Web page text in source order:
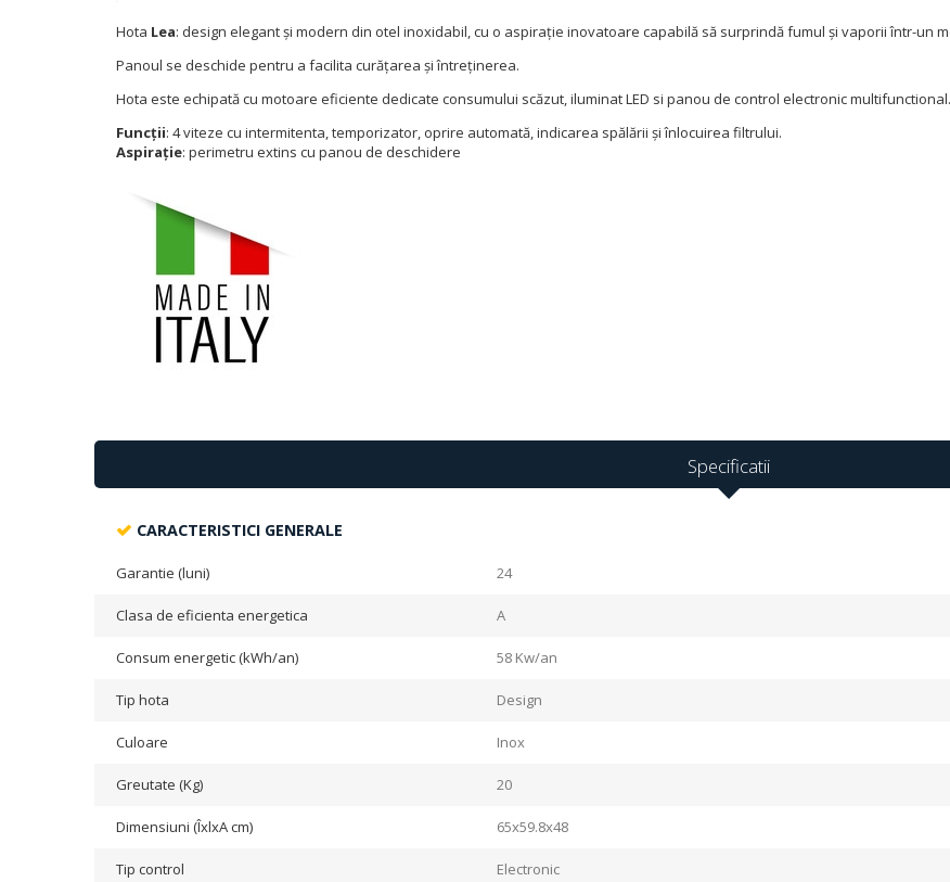
Hota Lea: design elegant și modern din otel inoxidabil, cu o aspirație inovatoare capabilă să surprindă fumul și vaporii într-un
Panoul se deschide pentru a facilita curățarea și întreținerea.
Hota este echipată cu motoare eficiente dedicate consumului scăzut, iluminat LED si panou de control electronic
Funcții: 4 viteze cu intermitenta, temporizator, oprire automată, indicarea spălării și înlocuirea filtrului.
Aspirație: perimetru extins cu panou de deschidere
Specificatii
CARACTERISTICI GENERALE
Garantie (luni) 24
Clasa de eficienta energetica A
Consum energetic (kWh/an) 58 Kw/an
Tip hota Design
Culoare Inox
Greutate (Kg) 20
Dimensiuni (ÎxlxA cm) 65x59.8x48
Tip control Electronic